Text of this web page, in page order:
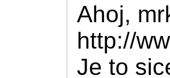
Ahoj,
http://
Je to